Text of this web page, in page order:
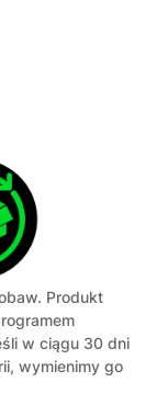
Produkt
w ciągu 30 dni
wymienimy go